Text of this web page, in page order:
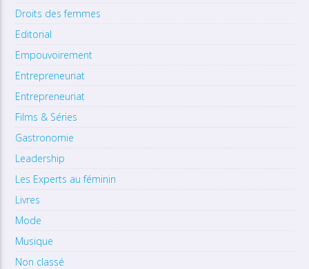
Droits des femmes
Editorial
Empouvoirement
Entrepreneuriat
Entrepreneuriat
Films & Séries
Gastronomie
Leadership
Les Experts au féminin
Livres
Mode
Musique
Non classé